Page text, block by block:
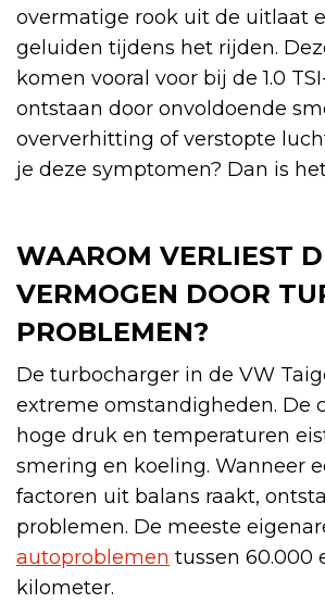
overmatige rook uit de uitlaat
geluiden tijdens het rijden.
komen vooral voor bij de 1.0
ontstaan door onvoldoende
oververhitting of verstopte
je deze symptomen? Dan is
WAAROM VERLIEST
VERMOGEN DOOR
PROBLEMEN?
De turbocharger in de VW
extreme omstandigheden. De
hoge druk en temperaturen
smering en koeling. Wanneer
factoren uit balans raakt,
problemen. De meeste
autoproblemen tussen 60.000
kilometer.